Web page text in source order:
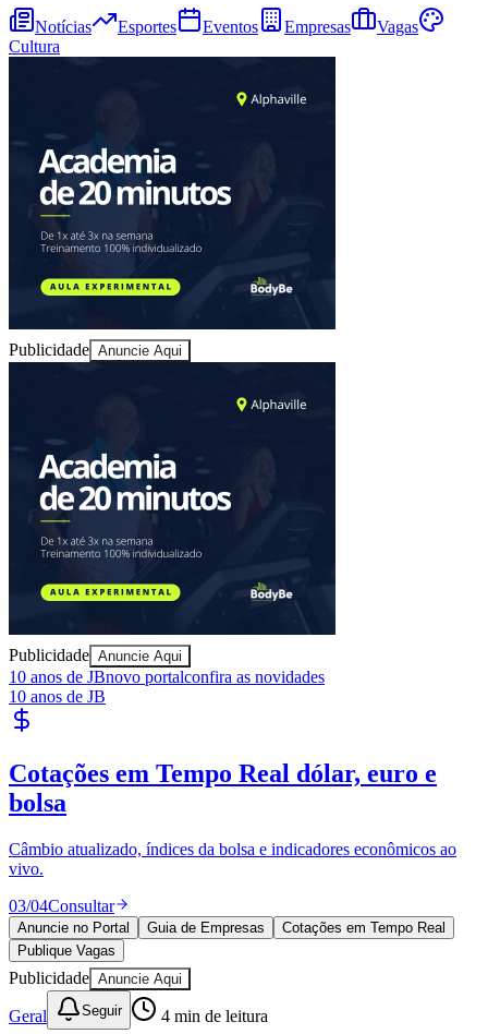
Ceará
Goiás
Notícias Esportes Eventos Empresas
Vagas
Cultura
Publicidade Anuncie Aqui
Publicidade Anuncie Aqui
10 anos de JBnovo portalconfira as novidades
10 anos de JB
Cotações em Tempo Real dólar, euro e
bolsa
Câmbio atualizado, índices da bolsa e indicadores econômicos ao
vivo.
03/04Consultar
Anuncie no Portal Guia de Empresas
Cotações em Tempo Real
Publique Vagas
Publicidade Anuncie Aqui
Geral Seguir 4 min de leitura